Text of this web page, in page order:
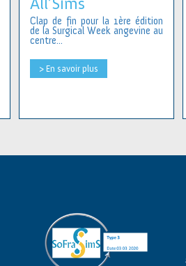
Clap de fin pour la 1ère édition
de la Surgical Week angevine au
centre...
> En savoir plus